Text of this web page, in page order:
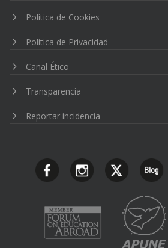
Política de Cookies
Politica de Privacidad
Canal Ético
Transparencia
Reportar incidencia